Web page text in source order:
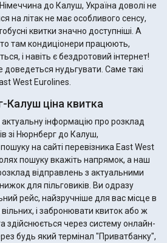
до Калуш, Україна доволі не
на літак не має особливого сенсу,
квитки значно доступніші. А
там кондиціонери працюють,
і навіть є бездротовий інтернет!
доведеться нудьгувати. Саме такі
West Eurolines.
ціна квитка
інформацію про розклад
зі Нюрнберг до Калуш,
на сайті перевізника East West
пошуку вкажіть напрямок, а наш
відправлень з актуальними
пільговиків. Ви одразу
рейс, найзручніше для вас місце в
і забронювати квиток або ж
здійснюється через систему онлайн-
будь який термінал "Приватбанку",